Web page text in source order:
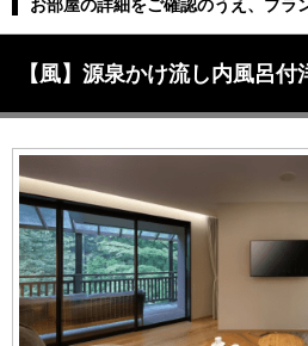
【風】源泉かけ流し内風呂付